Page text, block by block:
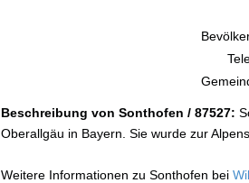
Beschreibung von Sonthofen / 87527:
Oberallgäu in Bayern. Sie wurde zur
Weitere Informationen zu Sonthofen bei